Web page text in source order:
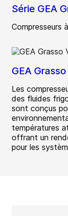
Série GEA
Compresseurs
GEA
Les
des fluides
sont conçus
températures
offrant un
pour les